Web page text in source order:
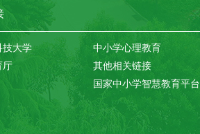
技大学 中小学心理教育
厅
其他相关链接
国家中小学智慧教育平台